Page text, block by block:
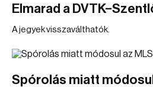
Elmarad a
A jegyek visszaválthatók.
Spórolás miatt